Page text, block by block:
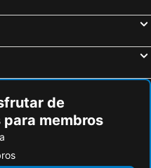
de
membros